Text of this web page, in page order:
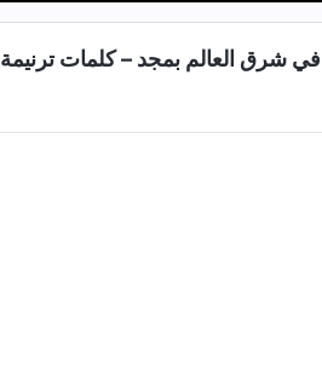
في شرق العالم بمجد – كلمات ترنيمة